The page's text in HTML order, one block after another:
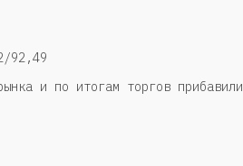
92,49
и по итогам торгов прибавили